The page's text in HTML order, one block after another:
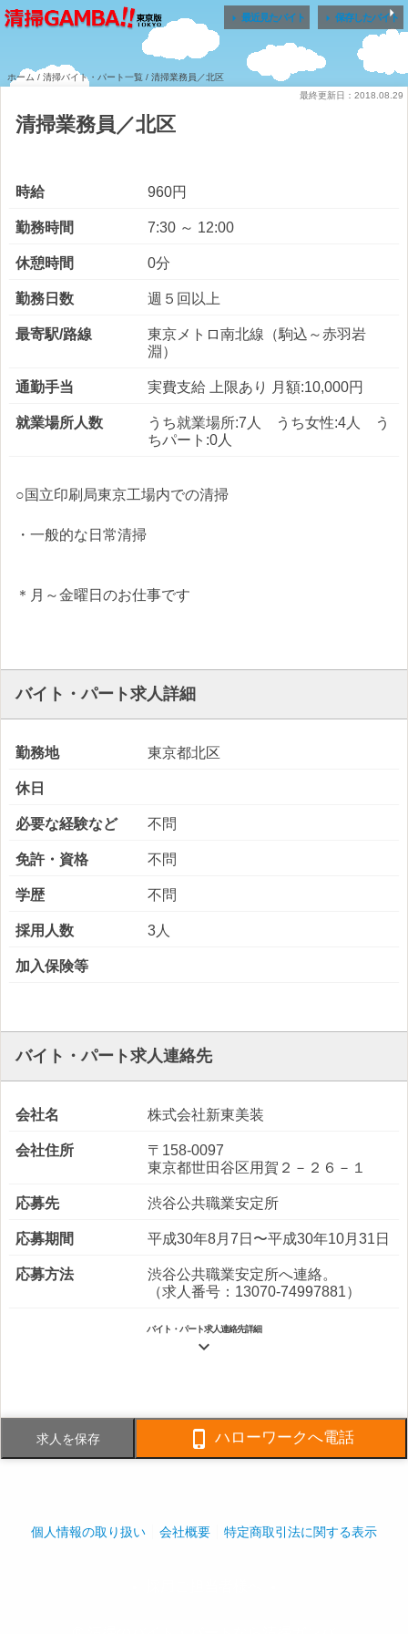
 最近見たバイト  保存したバイト
ホーム / 清掃バイト・パート一覧 / 清掃業務員／北区
最終更新日：2018.08.29
清掃業務員／北区
時給 960円
勤務時間 7:30 ～ 12:00
休憩時間 0分
勤務日数 週５回以上
最寄駅/路線
東京メトロ南北線（駒込～赤羽岩
淵）
通勤手当 実費支給 上限あり 月額:10,000円
就業場所人数
うち就業場所:7人 うち女性:4人 う
ちパート:0人
○国立印刷局東京工場内での清掃
・一般的な日常清掃
＊月～金曜日のお仕事です
バイト・パート求人詳細
勤務地 東京都北区
休日
必要な経験など 不問
免許・資格 不問
学歴 不問
採用人数 3人
加入保険等
バイト・パート求人連絡先
会社名 株式会社新東美装
会社住所
〒158-0097
東京都世田谷区用賀２－２６－１
応募先 渋谷公共職業安定所
応募期間 平成30年8月7日〜平成30年10月31日
応募方法
渋谷公共職業安定所へ連絡。
（求人番号：13070-74997881）
バイト・パート求人連絡先詳細

事業内容
ビルメンテナンス業（床清掃・硝子
清掃・日常清掃）
求人を保存  ハローワークへ電話
個人情報の取り扱い 会社概要 特定商取引法に関する表示